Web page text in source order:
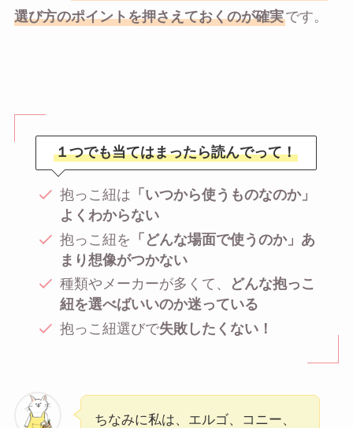
選び方のポイントを押さえておくのが確実です。
１つでも当てはまったら読んでって！
抱っこ紐は 「いつから使うものなのか」
よくわからない
抱っこ紐を 「どんな場面で使うのか」あ
まり想像がつかない
種類やメーカーが多くて、
どんな抱っこ
紐を選べばいいのか迷っている
抱っこ紐選びで失敗したくない！
ちなみに私は、エルゴ、コニー、